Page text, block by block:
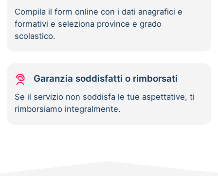
Compila il form online con i dati anagrafici e
formativi e seleziona province e grado
scolastico.
Garanzia soddisfatti o rimborsati
Se il servizio non soddisfa le tue aspettative, ti
rimborsiamo integralmente.